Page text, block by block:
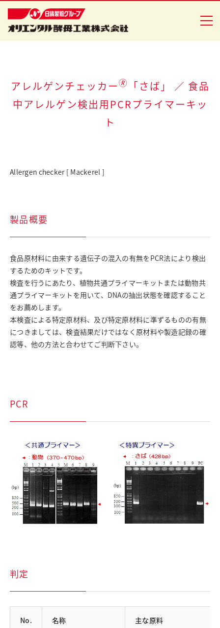
日清製粉グループ
食品事業
イースト研究室
アレルゲンチェッカー🄬
「さば」 ／ 食品
中アレルゲン検出用PCRプライマーキッ
ト
Allergen checker [ Mackerel ]
製品概要
食品原材料に由来する遺伝子の混入の有無をPCR法により検出
するためのキットです。
検査を行うにあたり、植物共通プライマーキットまたは動物共
通プライマーキットを用いて、DNAの抽出状態を確認すること
をお薦めします。
本検査による特定原材料、及び特定原材料に準ずるものの有無
につきましては、検査結果だけではなく原材料や製造記録の確
認等、他の方法と合わせてご判断下さい。
PCR
判定
No. 名称 主な原料